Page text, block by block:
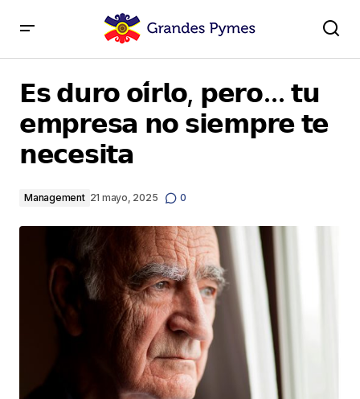
𝗻𝗲𝗰𝗲𝘀𝗶𝘁𝗮
𝗘𝘀 𝗱𝘂𝗿𝗼 𝗼𝗶́𝗿𝗹𝗼, 𝗽𝗲𝗿𝗼… 𝘁𝘂
𝗲𝗺𝗽𝗿𝗲𝘀𝗮 𝗻𝗼 𝘀𝗶𝗲𝗺𝗽𝗿𝗲 𝘁𝗲
𝗻𝗲𝗰𝗲𝘀𝗶𝘁𝗮
Management 21 mayo, 2025 0